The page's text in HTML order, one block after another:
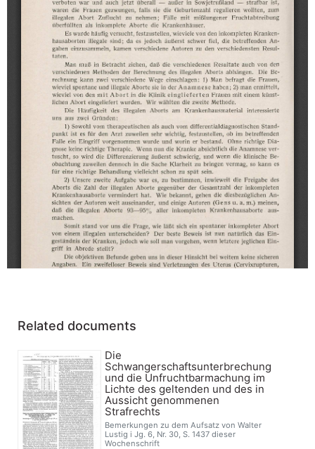
Related documents
Die
Schwangerschaftsunterbrechung
und die Unfruchtbarmachung im
Lichte des geltenden und des in
Aussicht genommenen
Strafrechts
Bemerkungen zu dem Aufsatz von Walter
Lustig i Jg. 6, Nr. 30, S. 1437 dieser
Wochenschrift